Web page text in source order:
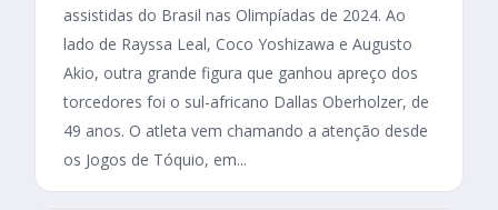
assistidas do Brasil nas Olimpíadas de 2024. Ao
lado de Rayssa Leal, Coco Yoshizawa e Augusto
Akio, outra grande figura que ganhou apreço dos
torcedores foi o sul-africano Dallas Oberholzer, de
49 anos. O atleta vem chamando a atenção desde
os Jogos de Tóquio, em...